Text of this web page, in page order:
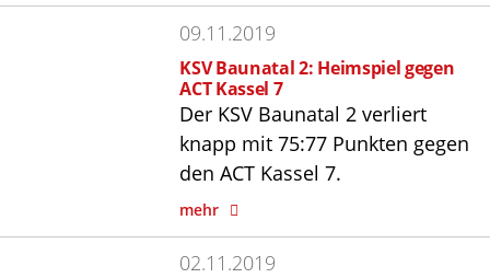
09.11.2019
KSV Baunatal 2: Heimspiel gegen
ACT Kassel 7
Der KSV Baunatal 2 verliert
knapp mit 75:77 Punkten gegen
den ACT Kassel 7.
mehr
02.11.2019